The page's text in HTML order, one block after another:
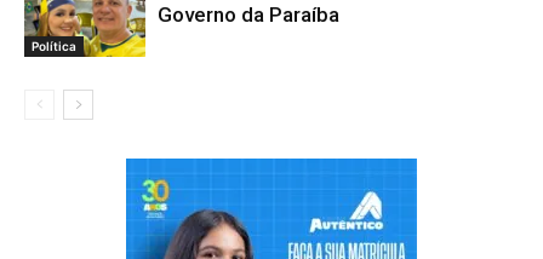
Política
Governo da Paraíba